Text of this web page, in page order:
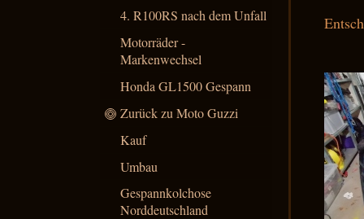
4. R100RS nach dem Unfall
Motorräder -
Markenwechsel
Honda GL1500 Gespann
Zurück zu Moto Guzzi
Kauf
Umbau
Gespannkolchose
Norddeutschland